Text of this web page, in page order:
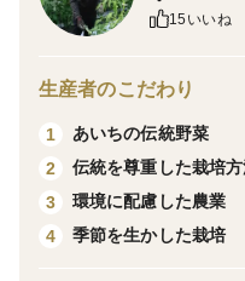
特におすすめするのは
います！」「このトマ
と毎回うれしいお声をい
本当に果実のように甘
ト。自分へのご褒美に
15いいね
生産者のこだわり
1
あいちの伝統野菜
2
伝統を尊重した栽培
3
環境に配慮した農業
4
季節を生かした栽培